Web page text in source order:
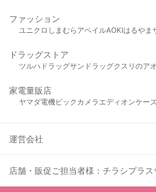
ファッション
ユニクロ しまむら アベイルAOKIはるやま
ドラッグストア
ツルハドラッグサンドラッグクスリのア
家電量販店
ヤマダ電機ビックカメラ エディオンケー
運営会社
店舗・販促ご担当者様：チラシプラ